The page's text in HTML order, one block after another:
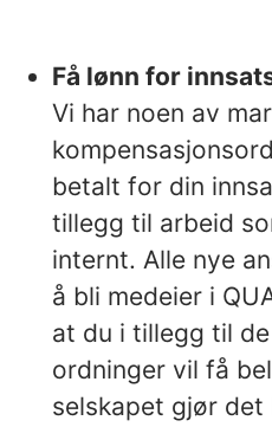
Få lønn for
Vi har noen av
betalt for din
tillegg til arbeid
internt. Alle nye
å bli medeier i
at du i tillegg til
ordninger vil få
selskapet gjør det